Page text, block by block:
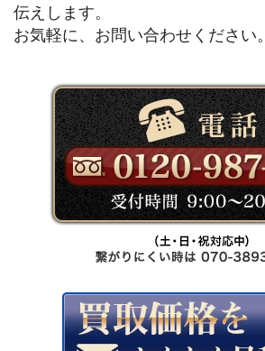
伝えします。
お気軽に、お問い合わせください。